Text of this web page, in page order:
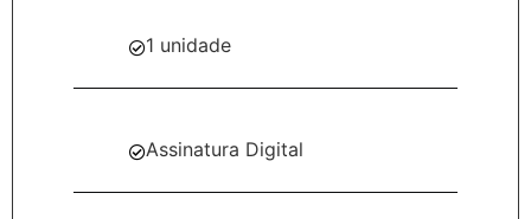
1 unidade
Assinatura Digital